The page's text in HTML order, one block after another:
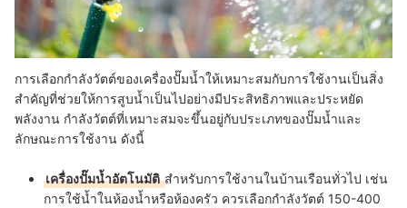
การเลือกกำลังวัตต์ของเครื่องปั๊มน้ำให้เหมาะสมกับการใช้งานเป็นสิ่ง
สำคัญที่ช่วยให้การสูบน้ำเป็นไปอย่างมีประสิทธิภาพและประหยัด
พลังงาน กำลังวัตต์ที่เหมาะสมจะขึ้นอยู่กับประเภทของปั๊มน้ำและ
ลักษณะการใช้งาน ดังนี้
เครื่องปั๊มน้ำอัตโนมัติสำหรับการใช้งานในบ้านเรือนทั่วไป เช่น
การใช้น้ำในห้องน้ำหรือห้องครัว ควรเลือกกำลังวัตต์ 150-400